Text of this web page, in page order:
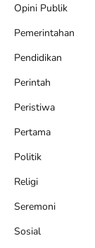
Opini Publik
Pemerintahan
Pendidikan
Perintah
Peristiwa
Pertama
Politik
Religi
Seremoni
Sosial